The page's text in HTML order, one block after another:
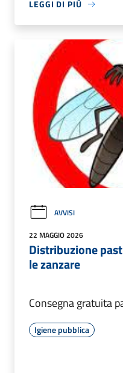
LEGGI DI PIÙ
AVVISI
22 MAGGIO 2026
Distribuzione
le zanzare
Consegna gratuita
Igiene pubblica